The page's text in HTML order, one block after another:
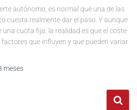
autónomo, es normal que una de las
cuesta realmente dar el paso. Y aunque
una cuota fija, la realidad es que el coste
que influyen y que pueden variar
meses